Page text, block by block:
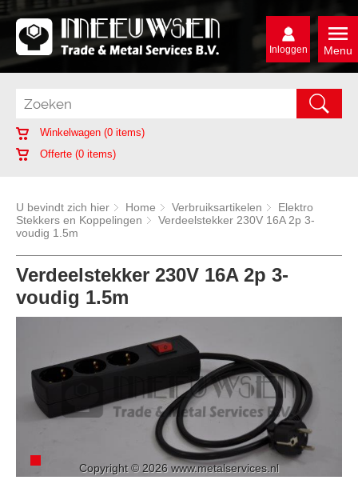
Menu
Inloggen
Winkelwagen (0 items)
Offerte (0 items)
U bevindt zich hier Home Verbruiksartikelen
Elektro
Stekkers en Koppelingen
Verdeelstekker 230V 16A 2p 3-
voudig 1.5m
Verdeelstekker 230V 16A 2p 3-
voudig 1.5m
Copyright © 2026 www.metalservices.nl